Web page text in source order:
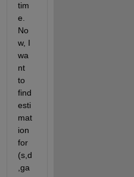
tim
e.
No
w, I
wa
nt
to
find
esti
mat
ion
for
(s,d
,ga